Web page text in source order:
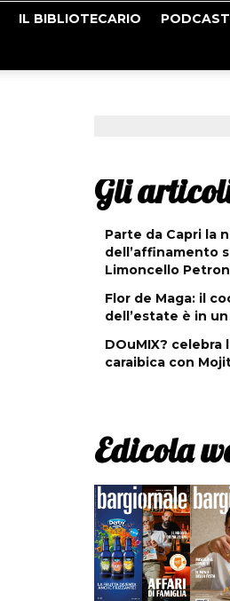
IL BIBLIOTECARIO PODCAST
Gli
Parte da Capri la
dell’affinamento
Limoncello
Flor de Maga: il
dell’estate è in
DOuMIX? celebra
caraibica con
Edicola